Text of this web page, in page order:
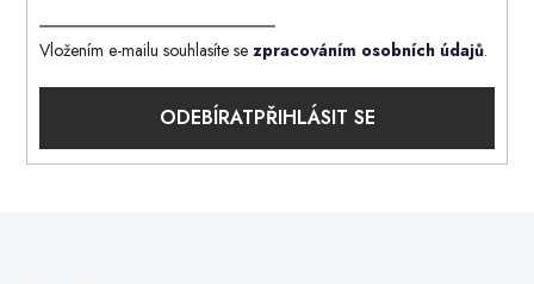
Vložením e-mailu souhlasíte se zpracováním osobních údajů.
PŘIHLÁSIT SE